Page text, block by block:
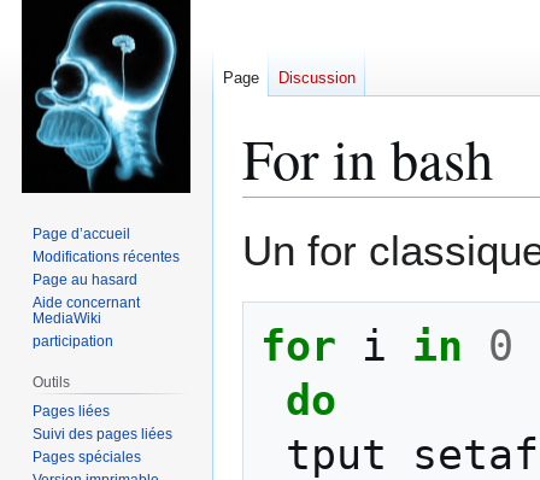
For in bash
à
navigation
à
recherche
Un for
for i in 0
do
tput
setaf
Page Discussion
Page d’accueil
Modifications récentes
Page au hasard
Aide concernant
MediaWiki
participation
Outils
Pages liées
Suivi des pages liées
Pages spéciales